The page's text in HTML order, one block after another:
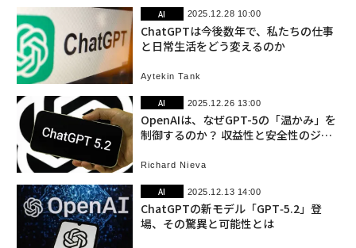
AI 2025.12.28 10:00
ChatGPTは今後数年で、私たちの仕事
と日常生活をどう変えるのか
Aytekin Tank
AI 2025.12.26 13:00
OpenAIは、なぜGPT-5の「温かみ」を
制御するのか？ 収益性と安全性のジレ
Richard Nieva
AI 2025.12.13 14:00
ChatGPTの新モデル「GPT‑5.2」登
場、その驚異と可能性とは